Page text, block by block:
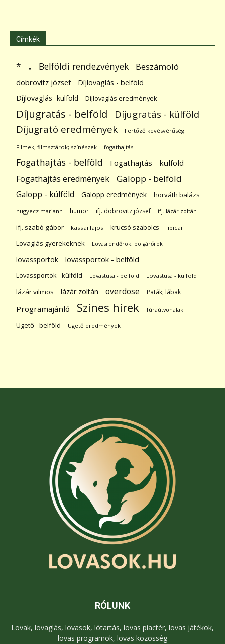
Címkék
* . Belföldi rendezvények Beszámoló
dobrovitz józsef
Díjlovaglás - belföld
Díjlovaglás- külföld
Díjlovaglás eredmények
Díjugratás - belföld Díjugratás - külföld
Díjugrató eredmények Fertőző kevésvérűség
Filmek; filmsztárok; színészek fogathajtás
Fogathajtás - belföld Fogathajtás - külföld
Fogathajtás eredmények Galopp - belföld
Galopp - külföld Galopp eredmények horváth balázs
hugyecz mariann humor ifj. dobrovitz józsef ifj. lázár zoltán
ifj. szabó gábor kassai lajos krucsó szabolcs lipicai
Lovaglás gyerekeknek Lovasrendőrök; polgárőrök
lovassportok lovassportok - belföld
Lovassportok - külföld Lovastusa - belföld Lovastusa - külföld
lázár vilmos lázár zoltán overdose Paták; lábak
Programajánló Színes hírek Túraútvonalak
Ügető - belföld Ügető eredmények
RÓLUNK
Lovak, lovaglás, lovasok, lótartás, lovas piactér, lovas játékok,
lovas programok, lovas közösség